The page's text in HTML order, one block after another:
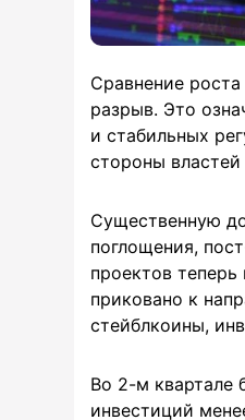
Сравнение
разрыв. Это
и стабильных
стороны
Существенную
поглощения,
проектов
приковано к
стейблкоины,
Во 2-м квартале
инвестиций